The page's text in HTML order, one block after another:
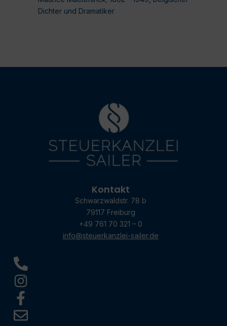
Dichter und Dramatiker
Kontakt
Schwarzwaldstr. 78 b
79117 Freiburg
+49 761 70 321 – 0
info@steuerkanzlei-sailer.de